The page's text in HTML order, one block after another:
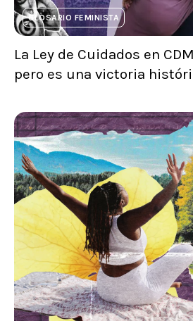
GLOSARIO FEMINISTA
La Ley de Cuidados en
pero es una victoria